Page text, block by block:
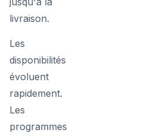
livraison.
Les
disponibilités
évoluent
rapidement.
Les
programmes